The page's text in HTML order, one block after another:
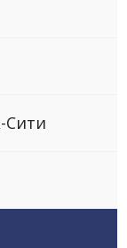
Сити